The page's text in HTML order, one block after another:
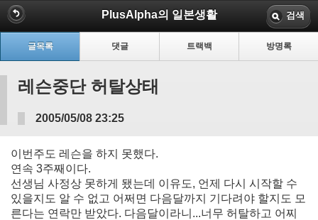
PlusAlpha의 일본생활 검색
글목록 댓글 트랙백 방명록
레슨중단 허탈상태
2005/05/08 23:25
이번주도 레슨을 하지 못했다.
연속 3주째이다.
선생님 사정상 못하게 됐는데 이유도, 언제 다시 시작할 수
있을지도 알 수 없고 어쩌면 다음달까지 기다려야 할지도 모
른다는 연락만 받았다. 다음달이라니...너무 허탈하고 어찌